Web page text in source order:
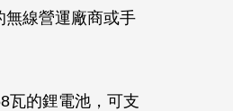
無線營運廠商或手
瓦的鋰電池，可支